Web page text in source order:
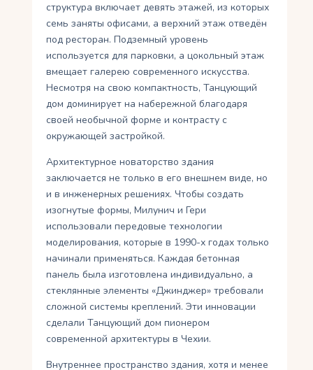
структура включает девять этажей, из которых
семь заняты офисами, а верхний этаж отведён
под ресторан. Подземный уровень
используется для парковки, а цокольный этаж
вмещает галерею современного искусства.
Несмотря на свою компактность, Танцующий
дом доминирует на набережной благодаря
своей необычной форме и контрасту с
окружающей застройкой.
Архитектурное новаторство здания
заключается не только в его внешнем виде, но
и в инженерных решениях. Чтобы создать
изогнутые формы, Милунич и Гери
использовали передовые технологии
моделирования, которые в 1990-х годах только
начинали применяться. Каждая бетонная
панель была изготовлена индивидуально, а
стеклянные элементы «Джинджер» требовали
сложной системы креплений. Эти инновации
сделали Танцующий дом пионером
современной архитектуры в Чехии.
Внутреннее пространство здания, хотя и менее